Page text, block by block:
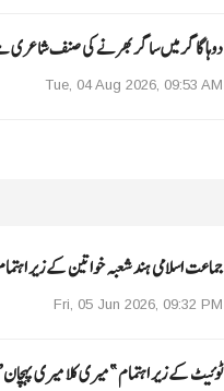
دوہا گاگر میں ساگر بھرنے کی صنف شاعری
Tue, 04 Aug 2026, 09:53 AM
جماعت اسلامی ہند شعبہ خواتین کے زیر
Fri, 05 Jun 2026, 09:32 PM
ٹوئیٹ کے زیر اہتمام ”میری کلا میری